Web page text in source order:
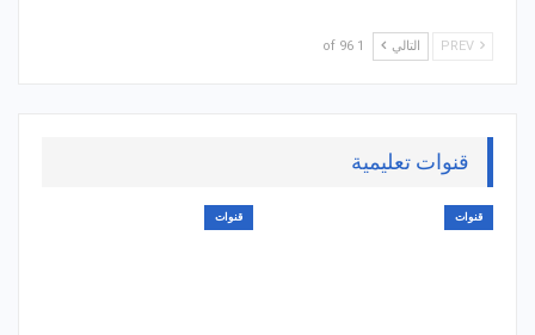
التالي 1 of 96
قنوات تعليمية
قنوات قنوات